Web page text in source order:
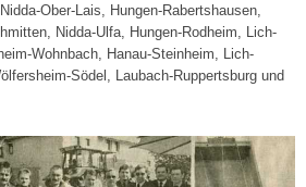
Ober-Lais, Hungen-Rabertshausen,
Nidda-Ulfa, Hungen-Rodheim, Lich-
Wohnbach, Hanau-Steinheim, Lich-
Södel, Laubach-Ruppertsburg und